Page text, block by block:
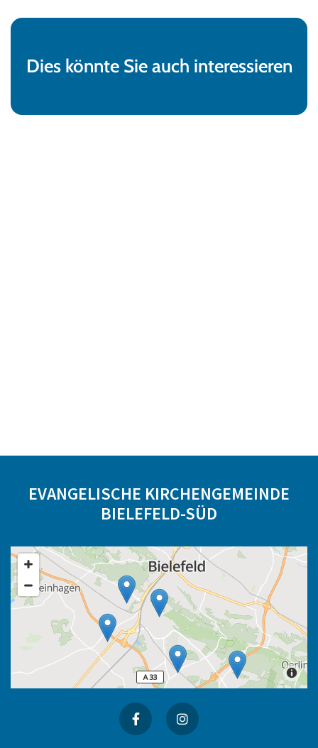
Dies könnte Sie auch interessieren
EVANGELISCHE KIRCHENGEMEINDE
BIELEFELD-SÜD